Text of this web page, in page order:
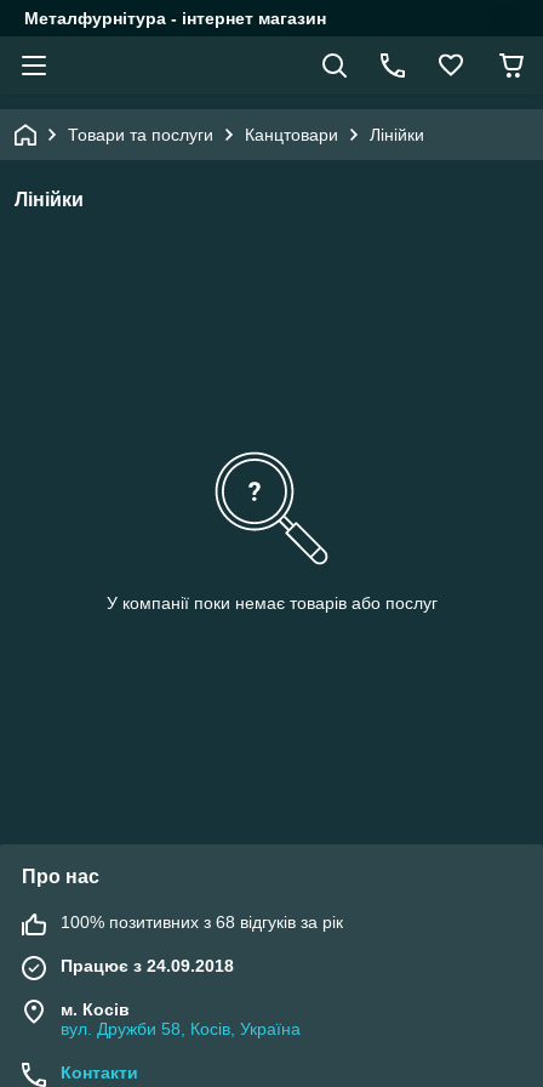
Металфурнітура - інтернет магазин
Товари та послуги Канцтовари Лінійки
Лінійки
У компанії поки немає товарів або послуг
Про нас
100% позитивних з 68 відгуків за рік
Працює з 24.09.2018
м. Косів
вул. Дружби 58, Косів, Україна
Контакти